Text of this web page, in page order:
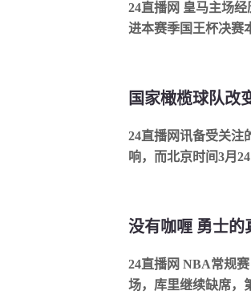
24直播网 皇马主场
进本赛季国王杯决赛
国家橄榄球队改
24直播网讯备受关注
响，而北京时间3月
24直播网 NBA常规
场，库里继续缺席，